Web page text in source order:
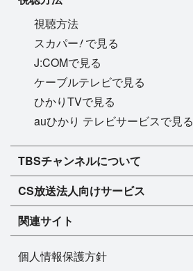
視聴方法
スカパー!で見る
J:COMで見る
ケーブルテレビで見る
ひかりTVで見る
auひかり テレビサービスで見る
TBSチャンネル1
TBSチャンネル2
マンスリーガイド［PDF］
TBSチャンネルについて
TBSチャンネルについて
FAQ・よくあるご質問
インフォメーション
プレゼント
CS放送法人向けサービス
法人向けサービスについて
TBSチャンネル1
TBSチャンネル2
今月放送
ドラマ
バラエティ
音楽
関連サイト
BS-TBS
個人情報保護方針